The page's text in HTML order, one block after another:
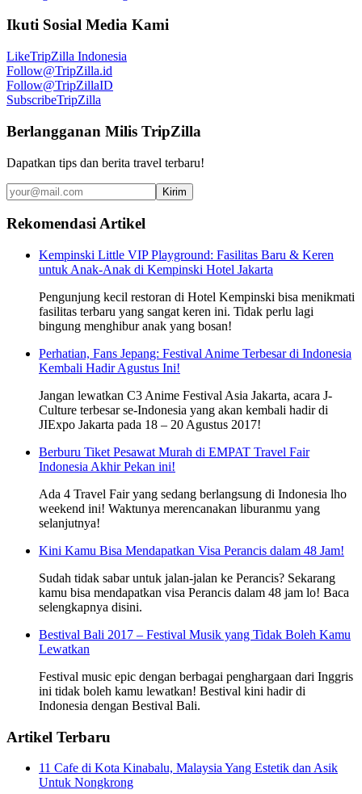
Ikuti Sosial Media Kami
LikeTripZilla Indonesia
Follow@TripZilla.id
Follow@TripZillaID
SubscribeTripZilla
Berlangganan Milis TripZilla
Dapatkan tips dan berita travel terbaru!
Kirim
Rekomendasi Artikel
Kempinski Little VIP Playground: Fasilitas Baru & Keren
untuk Anak-Anak di Kempinski Hotel Jakarta
Pengunjung kecil restoran di Hotel Kempinski bisa menikmati
fasilitas terbaru yang sangat keren ini. Tidak perlu lagi
bingung menghibur anak yang bosan!
Perhatian, Fans Jepang: Festival Anime Terbesar di Indonesia
Kembali Hadir Agustus Ini!
Jangan lewatkan C3 Anime Festival Asia Jakarta, acara J-
Culture terbesar se-Indonesia yang akan kembali hadir di
JIExpo Jakarta pada 18 – 20 Agustus 2017!
Berburu Tiket Pesawat Murah di EMPAT Travel Fair
Indonesia Akhir Pekan ini!
Ada 4 Travel Fair yang sedang berlangsung di Indonesia lho
weekend ini! Waktunya merencanakan liburanmu yang
selanjutnya!
Kini Kamu Bisa Mendapatkan Visa Perancis dalam 48 Jam!
Sudah tidak sabar untuk jalan-jalan ke Perancis? Sekarang
kamu bisa mendapatkan visa Perancis dalam 48 jam lo! Baca
selengkapnya disini.
Bestival Bali 2017 – Festival Musik yang Tidak Boleh Kamu
Lewatkan
Festival music epic dengan berbagai penghargaan dari Inggris
ini tidak boleh kamu lewatkan! Bestival kini hadir di
Indonesia dengan Bestival Bali.
Artikel Terbaru
11 Cafe di Kota Kinabalu, Malaysia Yang Estetik dan Asik
Untuk Nongkrong